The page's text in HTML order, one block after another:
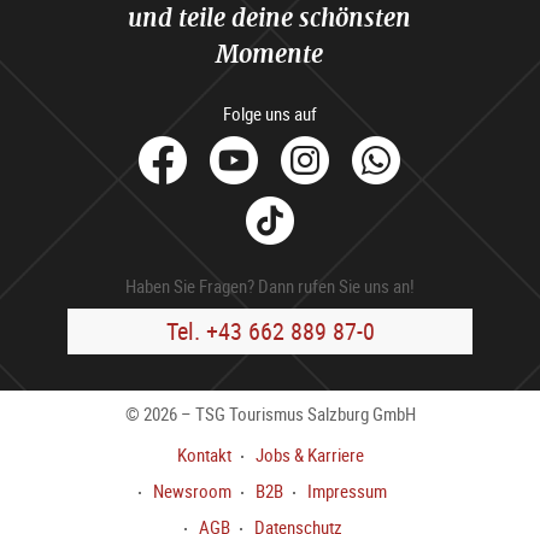
und teile deine schönsten
Momente
Folge uns auf
facebook
YoutubeInstagram
Tik
Tok
Haben Sie Fragen? Dann rufen Sie uns an!
Tel. +43 662 889 87-0
© 2026 – TSG Tourismus Salzburg GmbH
Kontakt
Jobs & Karriere
Newsroom
B2B
Impressum
AGB
Datenschutz